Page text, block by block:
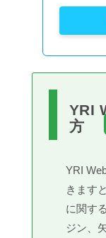
YRI
方
YRI
きます
に関す
ジン、